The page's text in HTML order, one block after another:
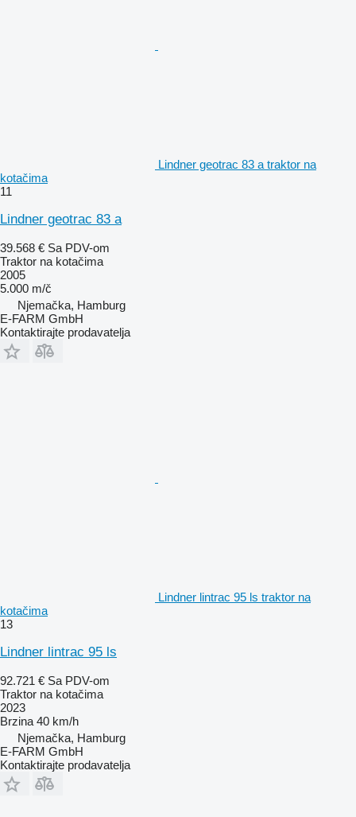
Lindner geotrac 83 a traktor na
kotačima
11
Lindner geotrac 83 a
39.568 € Sa PDV-om
Traktor na kotačima
2005
5.000 m/č
Njemačka, Hamburg
E-FARM GmbH
Kontaktirajte prodavatelja
Lindner lintrac 95 ls traktor na
kotačima
13
Lindner lintrac 95 ls
92.721 € Sa PDV-om
Traktor na kotačima
2023
Brzina 40 km/h
Njemačka, Hamburg
E-FARM GmbH
Kontaktirajte prodavatelja